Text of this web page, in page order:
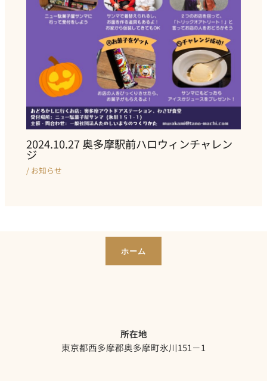
2024.10.27 奥多摩駅前ハロウィンチャレン
ジ
/ お知らせ
ホーム
所在地
東京都西多摩郡奥多摩町氷川151－1